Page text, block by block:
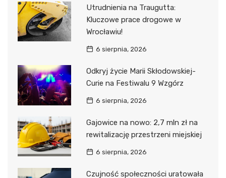
Utrudnienia na Traugutta:
Kluczowe prace drogowe w
Wrocławiu!
6 sierpnia, 2026
Odkryj życie Marii Skłodowskiej-
Curie na Festiwalu 9 Wzgórz
6 sierpnia, 2026
Gajowice na nowo: 2,7 mln zł na
rewitalizację przestrzeni miejskiej
6 sierpnia, 2026
Czujność społeczności uratowała